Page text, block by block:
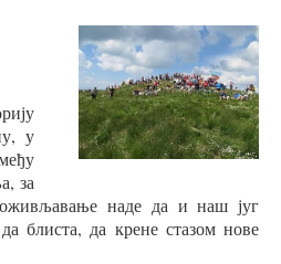
у
за
наде да и наш југ
блиста, да крене стазом нове